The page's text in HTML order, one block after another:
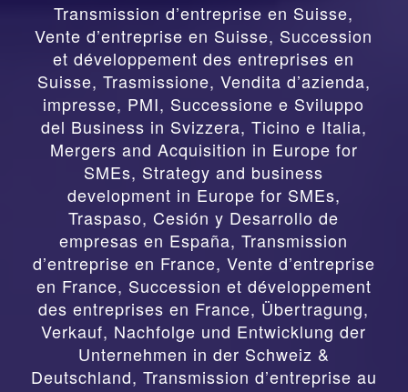
Transmission d’entreprise en Suisse,
Vente d’entreprise en Suisse, Succession
et développement des entreprises en
Suisse, Trasmissione, Vendita d’azienda,
impresse, PMI, Successione e Sviluppo
del Business in Svizzera, Ticino e Italia,
Mergers and Acquisition in Europe for
SMEs, Strategy and business
development in Europe for SMEs,
Traspaso, Cesión y Desarrollo de
empresas en España,Transmission
d’entreprise en France, Vente d’entreprise
en France, Succession et développement
des entreprises en France, Übertragung,
Verkauf, Nachfolge und Entwicklung der
Unternehmen in der Schweiz &
Deutschland, Transmission d’entreprise au